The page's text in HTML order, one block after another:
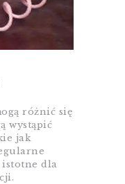
różnić się
wystąpić
jak
dla